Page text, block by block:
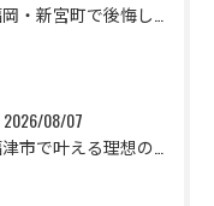
福岡・新宮町で後悔しないキッチンリフォーム！毎日の料理が楽しくなるメーカー比較と失敗しない選び方
2026/08/07
福津市で叶える理想の我が家！中古一戸建てリノベ成功の全手順と失敗回避法